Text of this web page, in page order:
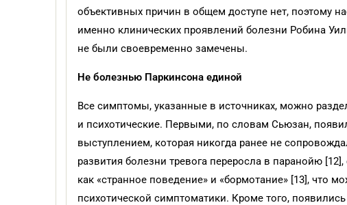
объективных причин в общем доступе нет, поэтому
именно клинических проявлений болезни Робина
не были своевременно замечены.
Не болезнью Паркинсона единой
Все симптомы, указанные в источниках, можно
и психотические. Первыми, по словам Сьюзан,
выступлением, которая никогда ранее не
развития болезни тревога переросла в паранойю
как «странное поведение» и «бормотание» [13], что
психотической симптоматики. Кроме того,